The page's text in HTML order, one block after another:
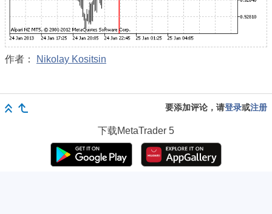
作者： Nikolay Kositsin
要添加评论，请登录或注册
下载MetaTrader 5